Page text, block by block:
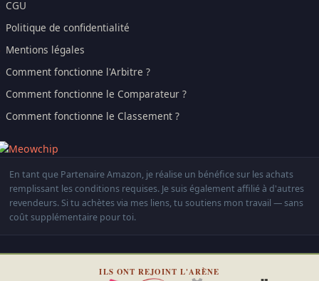
CGU
Politique de confidentialité
Mentions légales
Comment fonctionne l'Arbitre ?
Comment fonctionne le Comparateur ?
Comment fonctionne le Classement ?
En tant que Partenaire Amazon, je réalise un bénéfice sur les achats
remplissant les conditions requises. Je suis également affilié à d'autres
revendeurs. Si tu achètes via mes liens, tu soutiens mon travail — sans
coût supplémentaire pour toi.
ILS ONT REJOINT L'ARÈNE